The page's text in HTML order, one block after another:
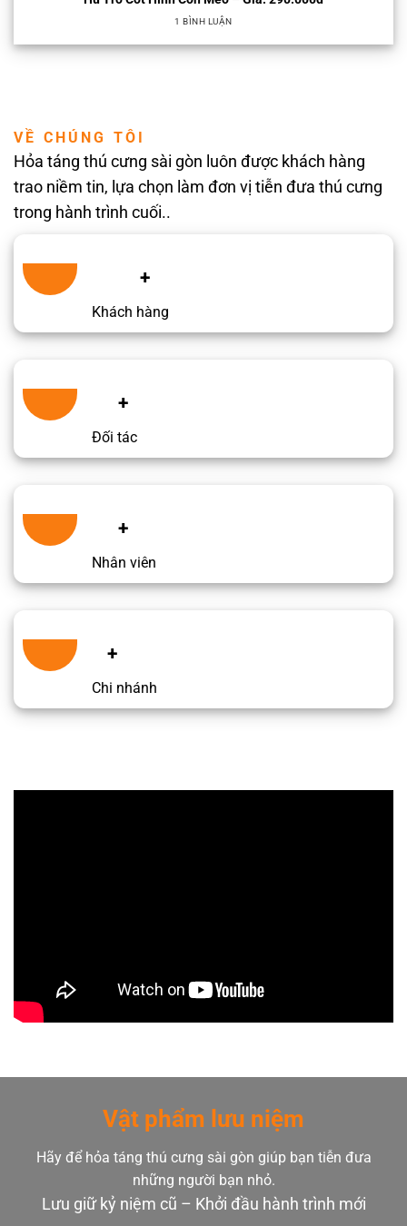
1 BÌNH LUẬN
VỀ CHÚNG TÔI
Hỏa táng thú cưng sài gòn luôn được khách hàng
trao niềm tin, lựa chọn làm đơn vị tiễn đưa thú cưng
trong hành trình cuối..
+
Khách hàng
+
Đối tác
+
Nhân viên
+
Chi nhánh
Vật phẩm lưu niệm
Hãy để hỏa táng thú cưng sài gòn giúp bạn tiễn đưa
những người bạn nhỏ.
Lưu giữ kỷ niệm cũ – Khởi đầu hành trình mới